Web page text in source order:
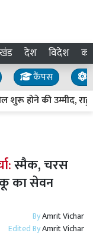
देश विदेश
कैंपस
होने की उम्मीद,
स्मैक, चरस
का सेवन
ByAmrit Vichar
Edited ByAmrit Vichar